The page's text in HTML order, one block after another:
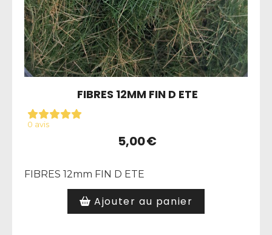
FIBRES 12MM FIN D ETE
0 avis
5,00€
FIBRES 12mm FIN D ETE
Ajouter au panier